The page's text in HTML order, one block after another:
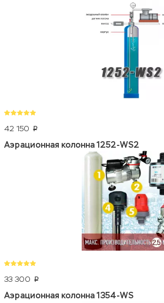
42 150 p
Аэрационная колонна 1252-WS2
33 300 p
Аэрационная колонна 1354-WS